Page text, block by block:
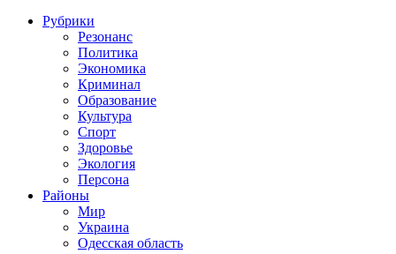
Рубрики
Резонанс
Политика
Экономика
Криминал
Образование
Культура
Спорт
Здоровье
Экология
Персона
Районы
Мир
Украина
Одесская область